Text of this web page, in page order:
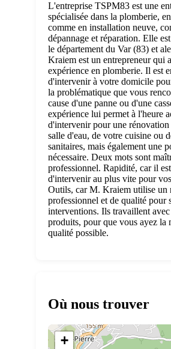
L'entreprise TSPM83 est une
spécialisée dans la plomberie,
comme en installation neuve,
dépannage et réparation. Elle
le département du Var (83) et
Kraiem est un entrepreneur qui
expérience en plomberie. Il est
d'intervenir à votre domicile
la problématique que vous
cause d'une panne ou d'une
expérience lui permet à l'heure
d'intervenir pour une rénovation
salle d'eau, de votre cuisine ou
sanitaires, mais également une
nécessaire. Deux mots sont
professionnel. Rapidité, car il
d'intervenir au plus vite pour
Outils, car M. Kraiem utilise un
professionnel et de qualité pour
interventions. Ils travaillent
produits, pour que vous ayez la
qualité possible.
Où nous trouver
+